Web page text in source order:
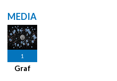
MEDIA
1
Graf